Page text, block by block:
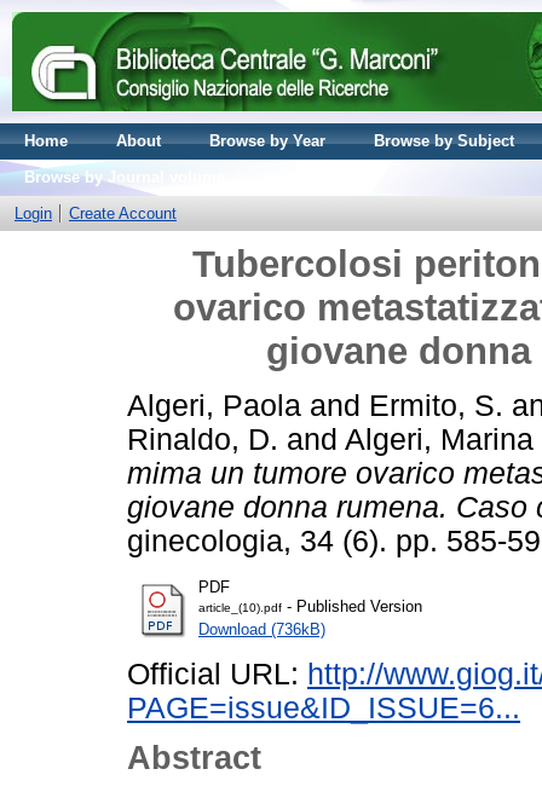
Home About Browse by Year
Browse by Subject
Browse by Journal volume
Login
Create Account
Tubercolosi
ovarico
giovane
Algeri, Paola and Ermito, S.
Rinaldo, D. and Algeri, Marina
mima un tumore ovarico
giovane donna rumena. Caso
ginecologia, 34 (6). pp. 585-
PDF
article_(10).pdf - Published Version
Download (736kB)
Official URL: http://
PAGE=issue&ID_ISSUE=6...
Abstract